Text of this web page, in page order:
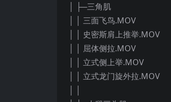
│ ├─三角肌
│ │ 三面飞鸟.MOV
│ │ 史密斯肩上推举.MOV
│ │ 屈体侧拉.MOV
│ │ 立式侧上举.MOV
│ │ 立式龙门旋外拉.MOV